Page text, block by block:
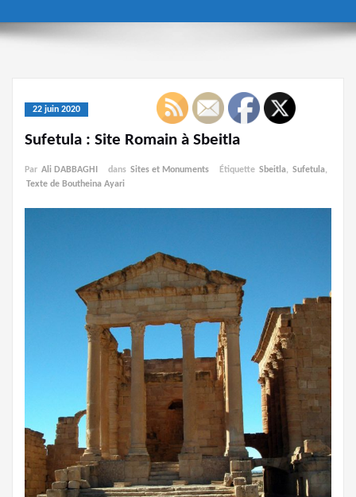
22 juin 2020
Sufetula : Site Romain à Sbeitla
Par Ali DABBAGHI dans Sites et Monuments Étiquette Sbeitla, Sufetula,
Texte de Boutheina Ayari